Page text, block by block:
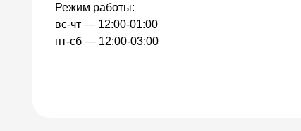
Режим работы:
вс-чт — 12:00-01:00
пт-сб — 12:00-03:00